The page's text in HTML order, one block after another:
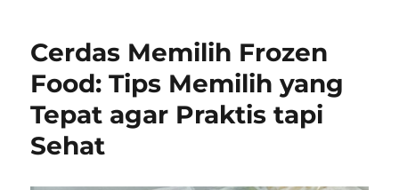
Cerdas Memilih Frozen
Food: Tips Memilih yang
Tepat agar Praktis tapi
Sehat